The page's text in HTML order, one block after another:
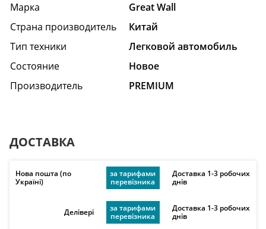
Марка
Great Wall
Страна производитель
Китай
Тип техники
Легковой автомобиль
Состояние
Hовое
Производитель
PREMIUM
ДОСТАВКА
Нова пошта (по
Україні)
за тарифами
перевізника
Доставка 1-3 робочих
днів
Делівері
за тарифами
перевізника
Доставка 1-3 робочих
днів